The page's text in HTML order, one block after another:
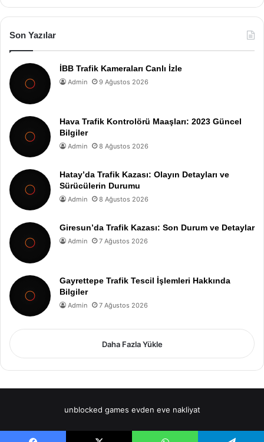
Son Yazılar
İBB Trafik Kameraları Canlı İzle
Admin 9 Ağustos 2026
Hava Trafik Kontrolörü Maaşları: 2023 Güncel
Bilgiler
Admin 8 Ağustos 2026
Hatay’da Trafik Kazası: Olayın Detayları ve
Sürücülerin Durumu
Admin 8 Ağustos 2026
Giresun’da Trafik Kazası: Son Durum ve Detaylar
Admin 7 Ağustos 2026
Gayrettepe Trafik Tescil İşlemleri Hakkında
Bilgiler
Admin 7 Ağustos 2026
Daha Fazla Yükle
unblocked games evden eve nakliyat